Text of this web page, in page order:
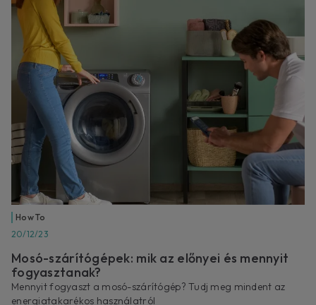
How To
20/12/23
Mosó-szárítógépek: mik az előnyei és mennyit
fogyasztanak?
Mennyit fogyaszt a mosó-szárítógép? Tudj meg mindent az
energiatakarékos használatról